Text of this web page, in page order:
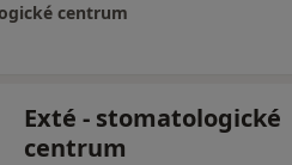
centrum
Exté - stomatologické
centrum